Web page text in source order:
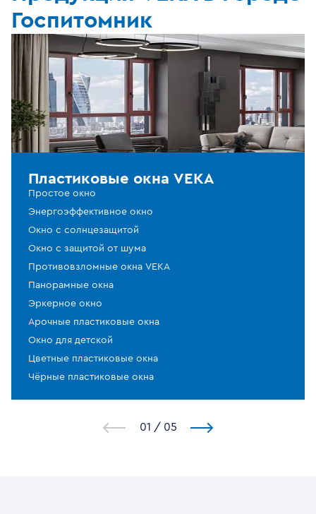
Госпитомник
Пластиковые окна VEKA
Простое окно
Энергоэффективное окно
Окно с солнцезащитой
Окно с защитой от шума
Противовзломные окна VEKA
Панорамные окна
Эркерное окно
Арочные пластиковые окна
Окно для детской
Цветные пластиковые окна
Чёрные пластиковые окна
1 / 5